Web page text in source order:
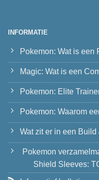
INFORMATIE
Pokemon: Wat is een
Magic: Wat is een
Pokemon: Elite
Pokemon: Waarom
Wat zit er in een
Pokemon
Shield Sleeves: